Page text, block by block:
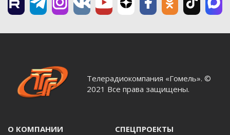
Телерадиокомпания «Гомель». ©
2021 Все права защищены.
О КОМПАНИИ СПЕЦПРОЕКТЫ